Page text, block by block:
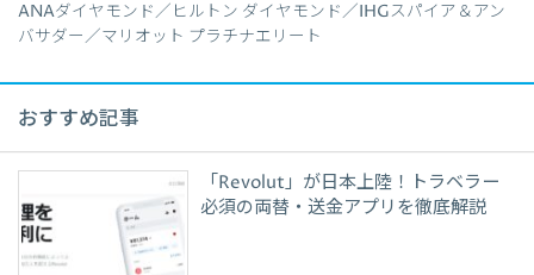
ANAダイヤモンド／ヒルトン ダイヤモンド／IHGスパイア＆アン
バサダー／マリオット プラチナエリート
おすすめ記事
「Revolut」が日本上陸！トラベラー
必須の両替・送金アプリを徹底解説